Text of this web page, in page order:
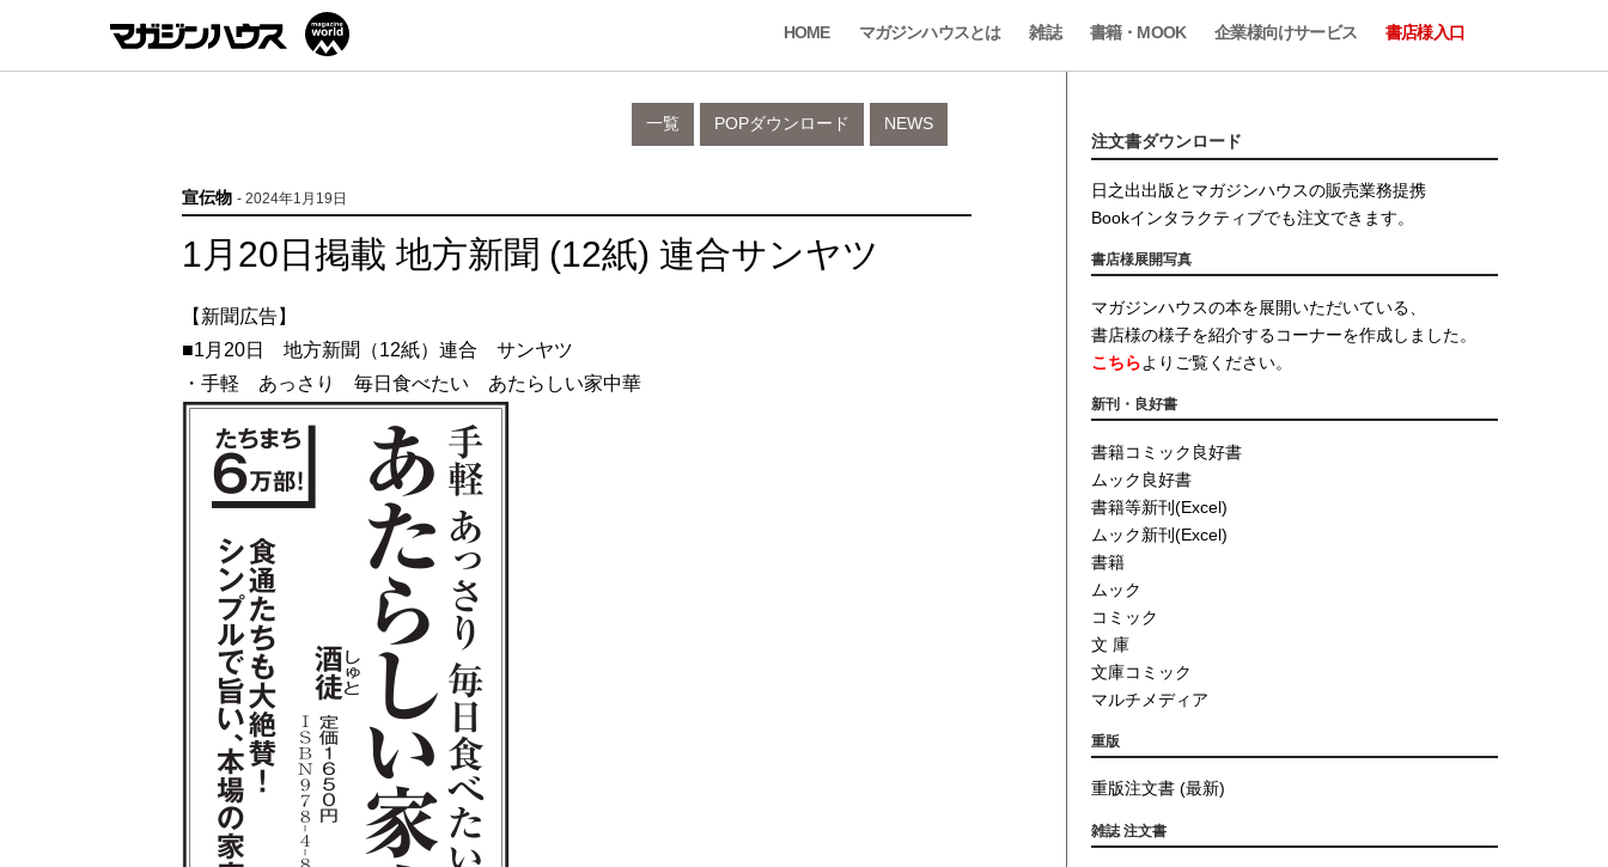
HOME マガジンハウスとは 雑誌 書籍・MOOK 企業様向けサービス 書店様入口
NEWS
POPダウンロード
一覧
宣伝物 - 2024年1月19日
1月20日掲載 地方新聞 (12紙) 連合サンヤツ
【新聞広告】
■1月20日 地方新聞（12紙）連合 サンヤツ
・手軽 あっさり 毎日食べたい あたらしい家中華
注文書ダウンロード
日之出出版とマガジンハウスの販売業務提携
Bookインタラクティブでも注文できます。
書店様展開写真
マガジンハウスの本を展開いただいている、
書店様の様子を紹介するコーナーを作成しました。
こちらよりご覧ください。
新刊・良好書
書籍コミック良好書
ムック良好書
書籍等新刊(Excel)
ムック新刊(Excel)
書籍
ムック
コミック
文 庫
文庫コミック
マルチメディア
重版
重版注文書 (最新)
雑誌 注文書